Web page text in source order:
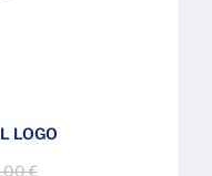
LOGO
€